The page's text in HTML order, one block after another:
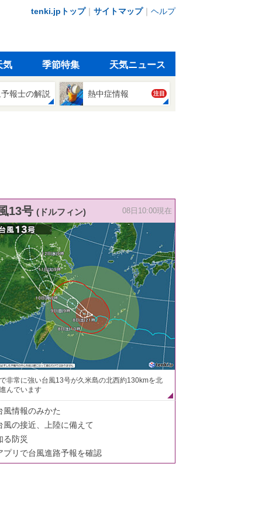
tenki.jpトップ｜ サイトマップ｜ ヘルプ
気 季節特集 天気ニュース
報士の解説 熱中症情報 注目
13号 (ドルフィン) 08日10:00現在
非常に強い台風13号が久米島の北西約130kmを北
んでいます
風情報のみかた
風の接近、上陸に備えて
る防災
プリで台風進路予報を確認